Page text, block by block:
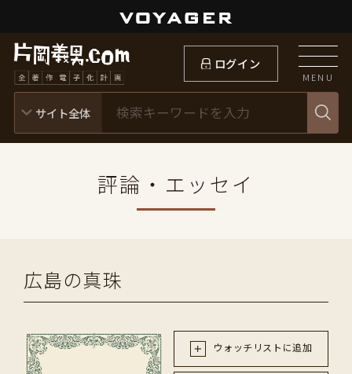
ログイン
MENU
評論・エッセイ
広島の真珠
ウォッチリストに追加